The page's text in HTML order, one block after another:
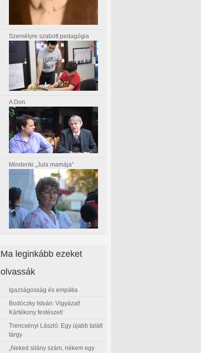
Személyre szabott pedagógia
A Don
Mindenki „Jula mamája”
Ma leginkább ezeket
olvassák
Igazságosság és empátia
Bodóczky István: Vigyázat!
Kártékony festészet!
Trencsényi László: Egy újabb talált
tárgy
„Neked silány szám, nékem egy